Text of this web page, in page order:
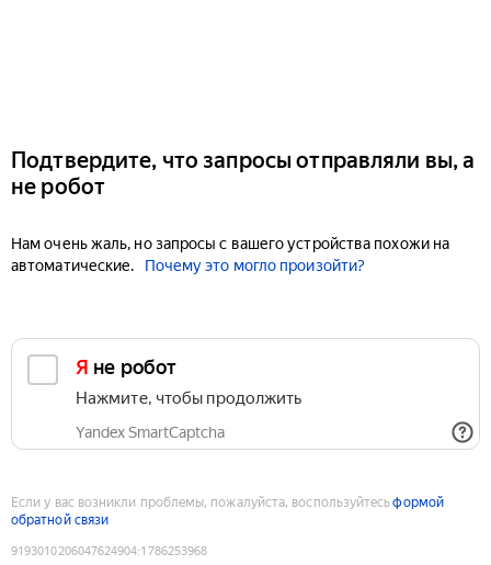
Подтвердите, что запросы отправляли вы, а
не робот
Нам очень жаль, но запросы с вашего устройства похожи на
автоматические.
Почему это могло произойти?
Я не робот
Нажмите, чтобы продолжить
Yandex SmartCaptcha
Если у вас возникли проблемы, пожалуйста, воспользуйтесьформой
обратной связи
9193010206047624904:1786253968